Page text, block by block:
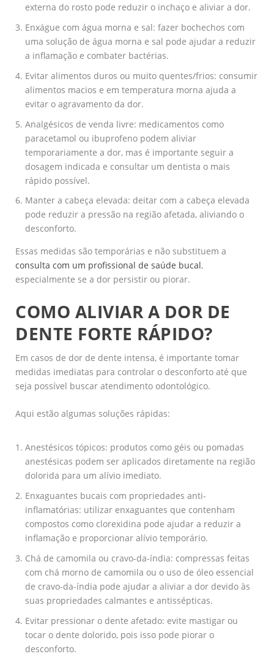
externa do rosto pode reduzir o inchaço e aliviar a dor.
Enxágue com água morna e sal: fazer bochechos com
uma solução de água morna e sal pode ajudar a reduzir
a inflamação e combater bactérias.
Evitar alimentos duros ou muito quentes/frios: consumir
alimentos macios e em temperatura morna ajuda a
evitar o agravamento da dor.
Analgésicos de venda livre: medicamentos como
paracetamol ou ibuprofeno podem aliviar
temporariamente a dor, mas é importante seguir a
dosagem indicada e consultar um dentista o mais
rápido possível.
Manter a cabeça elevada: deitar com a cabeça elevada
pode reduzir a pressão na região afetada, aliviando o
desconforto.
Essas medidas são temporárias e não substituem a
consulta com um profissional de saúde bucal,
especialmente se a dor persistir ou piorar.
COMO ALIVIAR A DOR DE
DENTE FORTE RÁPIDO?
Em casos de dor de dente intensa, é importante tomar
medidas imediatas para controlar o desconforto até que
seja possível buscar atendimento odontológico.
Aqui estão algumas soluções rápidas:
Anestésicos tópicos: produtos como géis ou pomadas
anestésicas podem ser aplicados diretamente na região
dolorida para um alívio imediato.
Enxaguantes bucais com propriedades anti-
inflamatórias: utilizar enxaguantes que contenham
compostos como clorexidina pode ajudar a reduzir a
inflamação e proporcionar alívio temporário.
Chá de camomila ou cravo-da-índia: compressas feitas
com chá morno de camomila ou o uso de óleo essencial
de cravo-da-índia pode ajudar a aliviar a dor devido às
suas propriedades calmantes e antissépticas.
Evitar pressionar o dente afetado: evite mastigar ou
tocar o dente dolorido, pois isso pode piorar o
desconforto.